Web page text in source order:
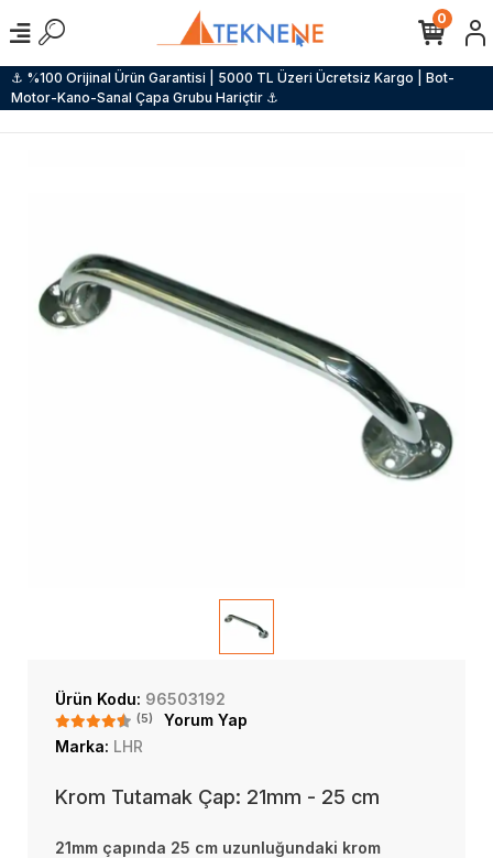
⚓ %100 Orijinal Ürün Garantisi | 5000 TL Üzeri Ücretsiz Kargo | Bot-
Motor-Kano-Sanal Çapa Grubu Hariçtir ⚓
0
Ürün Kodu: 96503192
(5)
Yorum Yap
Marka: LHR
Krom Tutamak Çap: 21mm - 25 cm
21mm çapında 25 cm uzunluğundaki krom